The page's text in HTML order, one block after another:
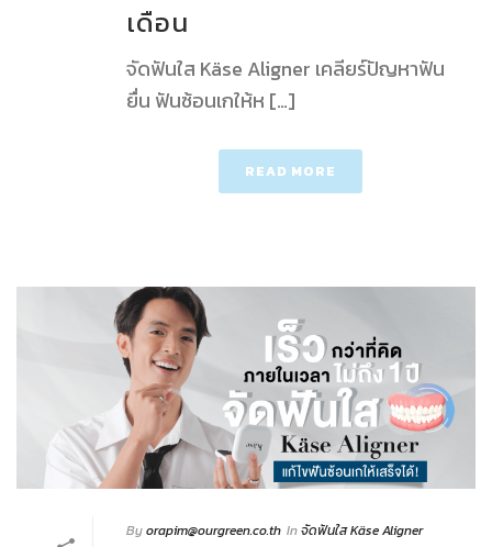
เดือน
จัดฟันใส Käse Aligner เคลียร์ปัญหาฟัน
ยื่น ฟันซ้อนเกให้ห […]
READ MORE
Byorapim@ourgreen.co.th Inจัดฟันใส Käse Aligner